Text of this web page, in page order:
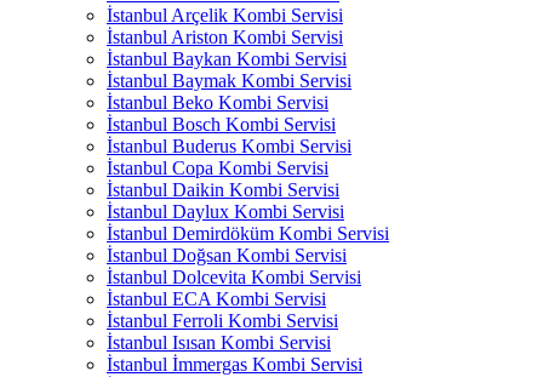
İstanbul Arçelik Kombi Servisi
İstanbul Ariston Kombi Servisi
İstanbul Baykan Kombi Servisi
İstanbul Baymak Kombi Servisi
İstanbul Beko Kombi Servisi
İstanbul Bosch Kombi Servisi
İstanbul Buderus Kombi Servisi
İstanbul Copa Kombi Servisi
İstanbul Daikin Kombi Servisi
İstanbul Daylux Kombi Servisi
İstanbul Demirdöküm Kombi Servisi
İstanbul Doğsan Kombi Servisi
İstanbul Dolcevita Kombi Servisi
İstanbul ECA Kombi Servisi
İstanbul Ferroli Kombi Servisi
İstanbul Isısan Kombi Servisi
İstanbul İmmergas Kombi Servisi